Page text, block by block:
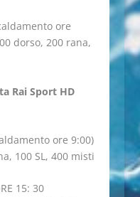
ore
dorso, 200 rana,
Rai Sport HD
ore 9:00)
100 SL, 400 misti
15: 30